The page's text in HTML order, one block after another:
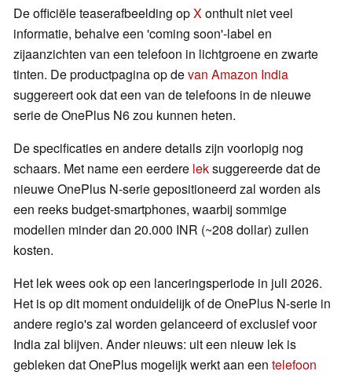
De officiële teaserafbeelding opXonthult niet veel
informatie, behalve een 'coming soon'-label en
zijaanzichten van een telefoon in lichtgroene en zwarte
tinten. De productpagina op devan Amazon India
suggereert ook dat een van de telefoons in de nieuwe
serie de OnePlus N6 zou kunnen heten.
De specificaties en andere details zijn voorlopig nog
schaars. Met name een eerdere leksuggereerde dat de
nieuwe OnePlus N-serie gepositioneerd zal worden als
een reeks budget-smartphones, waarbij sommige
modellen minder dan 20.000 INR (~208 dollar) zullen
kosten.
Het lek wees ook op een lanceringsperiode in juli 2026.
Het is op dit moment onduidelijk of de OnePlus N-serie in
andere regio's zal worden gelanceerd of exclusief voor
India zal blijven. Ander nieuws: uit een nieuw lek is
gebleken dat OnePlus mogelijk werkt aan een telefoon